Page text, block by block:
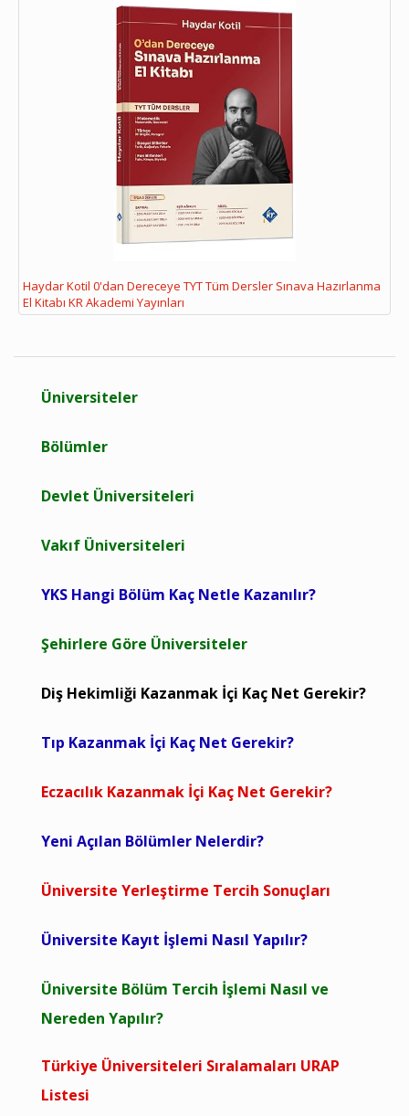
Haydar Kotil 0'dan Dereceye TYT Tüm Dersler Sınava Hazırlanma
El Kitabı KR Akademi Yayınları
Üniversiteler
Bölümler
Devlet Üniversiteleri
Vakıf Üniversiteleri
YKS Hangi Bölüm Kaç Netle Kazanılır?
Şehirlere Göre Üniversiteler
Diş Hekimliği Kazanmak İçi Kaç Net Gerekir?
Tıp Kazanmak İçi Kaç Net Gerekir?
Eczacılık Kazanmak İçi Kaç Net Gerekir?
Yeni Açılan Bölümler Nelerdir?
Üniversite Yerleştirme Tercih Sonuçları
Üniversite Kayıt İşlemi Nasıl Yapılır?
Üniversite Bölüm Tercih İşlemi Nasıl ve
Nereden Yapılır?
Türkiye Üniversiteleri Sıralamaları URAP
Listesi